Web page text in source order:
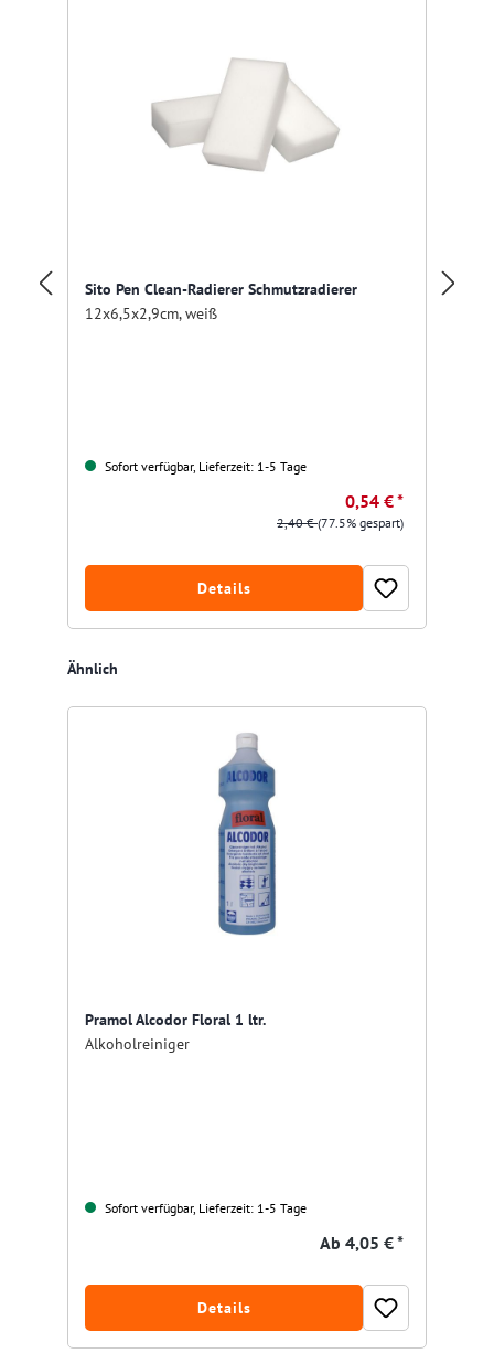
Sito Pen Clean-Radierer Schmutzradierer
12x6,5x2,9cm, weiß
Sofort verfügbar, Lieferzeit: 1-5 Tage
0,54 € *
2,40 €(77.5% gespart)
Details
Produktgalerie überspringen
Ähnlich
Pramol Alcodor Floral 1 ltr.
Alkoholreiniger
Sofort verfügbar, Lieferzeit: 1-5 Tage
Ab 4,05 € *
Details